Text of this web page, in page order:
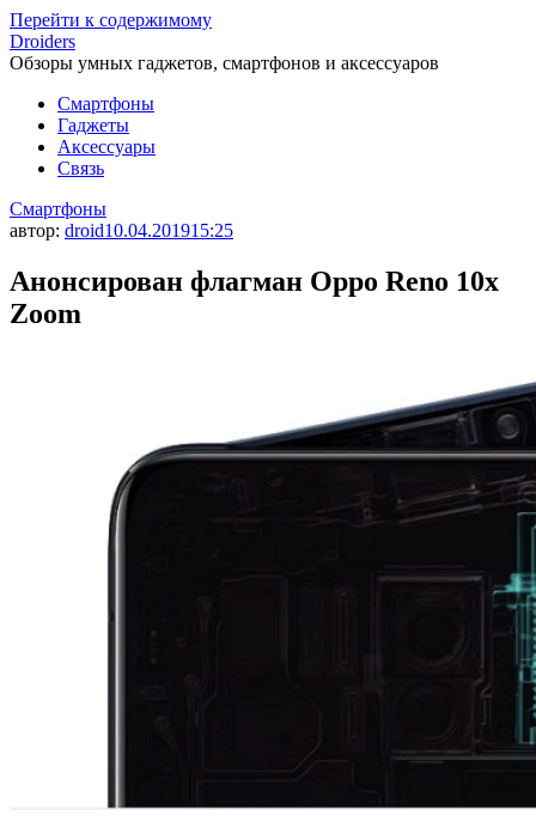
Перейти к содержимому
Droiders
Обзоры умных гаджетов, смартфонов и аксессуаров
Смартфоны
Гаджеты
Аксессуары
Связь
Смартфоны
автор: droid10.04.201915:25
Анонсирован флагман Oppo Reno 10x
Zoom